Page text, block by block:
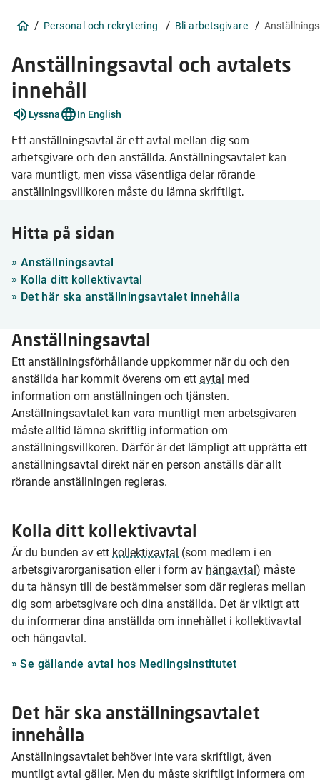
/ Personal och rekrytering / Bli arbetsgivare /
Anställningsavtal och avtalets
innehåll
Förklara
ord
stycken
Lyssna In English
Ett anställningsavtal är ett avtal mellan dig som
arbetsgivare och den anställda. Anställningsavtalet kan
vara muntligt, men vissa väsentliga delar rörande
anställningsvillkoren måste du lämna skriftligt.
Hitta på sidan
» Anställningsavtal
» Kolla ditt kollektivavtal
» Det här ska anställningsavtalet innehålla
Anställningsavtal
Ett anställningsförhållande uppkommer när du och den
anställda har kommit överens om ett avtal med
information om anställningen och tjänsten.
Anställningsavtalet kan vara muntligt men arbetsgivaren
måste alltid lämna skriftlig information om
anställningsvillkoren. Därför är det lämpligt att upprätta ett
anställningsavtal direkt när en person anställs där allt
rörande anställningen regleras.
Kolla ditt kollektivavtal
Är du bunden av ett kollektivavtal (som medlem i en
arbetsgivarorganisation eller i form av hängavtal) måste
du ta hänsyn till de bestämmelser som där regleras mellan
dig som arbetsgivare och dina anställda. Det är viktigt att
du informerar dina anställda om innehållet i kollektivavtal
och hängavtal.
Se gällande avtal hos Medlingsinstitutet
Det här ska anställningsavtalet
innehålla
Anställningsavtalet behöver inte vara skriftligt, även
muntligt avtal gäller. Men du måste skriftligt informera om